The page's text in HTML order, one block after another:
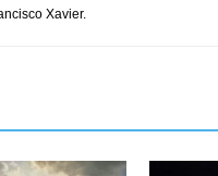
Xavier.